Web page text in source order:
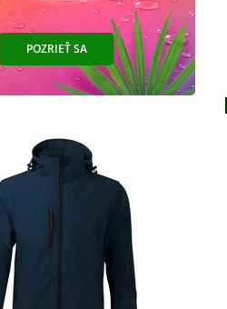
POZRIEŤ SA